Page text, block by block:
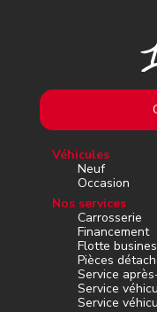
Véhicules
Neuf
Occasion
Nos services
Carrosserie
Financement
Flotte
Pièces
Service
Service
Service